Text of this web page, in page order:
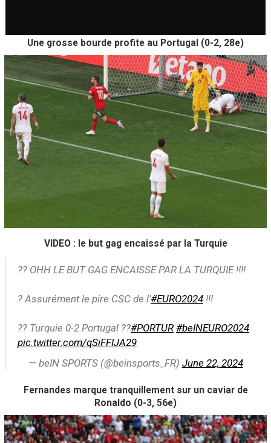
Une grosse bourde profite au Portugal (0-2, 28e)
VIDEO : le but gag encaissé par la Turquie
?? OHH LE BUT GAG ENCAISSE PAR LA TURQUIE !!!!
? Assurément le pire CSC de l'#EURO2024 !!!
?? Turquie 0-2 Portugal ??#PORTUR #beINEURO2024
pic.twitter.com/qSiFFIJA29
— beIN SPORTS (@beinsports_FR) June 22, 2024
Fernandes marque tranquillement sur un caviar de
Ronaldo (0-3, 56e)